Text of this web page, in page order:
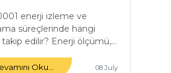
enerji izleme ve
süreçlerinde hangi
edilir? Enerji ölçümü,...
Oku... 08 July